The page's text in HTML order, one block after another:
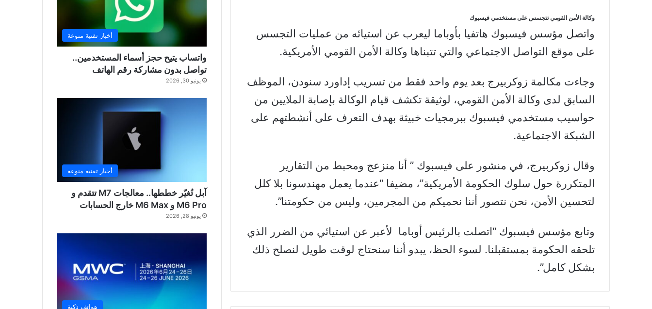
وكالة الأمن القومي تتجسس على مستخدمي فيسبوك
واتصل مؤسس فيسبوك هاتفيا بأوباما ليعرب عن استيائه من عمليات التجسس
على موقع التواصل الاجتماعي والتي تتبناها وكالة الأمن القومي الأمريكية.
وجاءت مكالمة زوكربيرج بعد يوم واحد فقط من تسريب إداورد سنودن، الموظف
السابق لدى وكالة الأمن القومي، لوثيقة تكشف قيام الوكالة بإصابة الملايين من
حواسيب مستخدمي فيسبوك ببرمجيات خبيثة بهدف التعرف على أنشطتهم على
الشبكة الاجتماعية.
وقال زوكربيرج، في منشور على فيسبوك ” أنا منزعج ومحبط من التقارير
المتكررة حول سلوك الحكومة الأمريكية”، مضيفا “عندما يعمل مهندسونا بلا كلل
لتحسين الأمن، نحن نتصور أننا نحميكم من المجرمين، وليس من حكومتنا”.
وتابع مؤسس فيسبوك “اتصلت بالرئيس أوباما لأعبر عن استيائي من الضرر الذي
تلحقه الحكومة بمستقبلنا. لسوء الحظ، يبدو أننا سنحتاج لوقت طويل لنصلح ذلك
بشكل كامل”.
أخبار تقنية منوعة
واتساب يتيح حجز أسماء المستخدمين..
تواصل بدون مشاركة رقم الهاتف
يونيو 30, 2026
أخبار تقنية منوعة
آبل تُغيّر خططها.. معالجات M7 تتقدم و
M6 Pro و M6 Max خارج الحسابات
يونيو 28, 2026
هواتف ذكية